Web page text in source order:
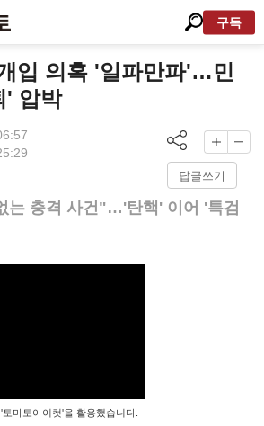
구독
입 의혹 '일파만파'…민
' 압박
답글쓰기
는 충격 사건"…'탄핵' 이어 '특검
마토아이컷'을 활용했습니다.